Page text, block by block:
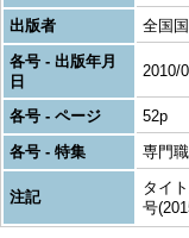
出版者
全国
各号 - 出版年月
日
2010/
各号 - ページ
52p
各号 - 特集
専門
注記
タイ
号